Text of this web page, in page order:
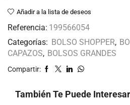
Añadir a la lista de deseos
Referencia: 199566054
Categorías: BOLSO SHOPPER,
CAPAZOS, BOLSOS GRANDES
Compartir:
También Te Puede Interesar